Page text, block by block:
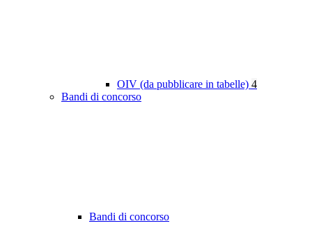
OIV (da pubblicare in tabelle) 4
Bandi di concorso
Bandi di concorso